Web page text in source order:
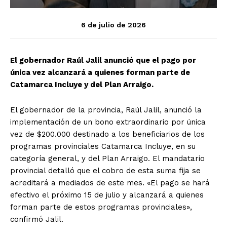
6 de julio de 2026
El gobernador Raúl Jalil anunció que el pago por
única vez alcanzará a quienes forman parte de
Catamarca Incluye y del Plan Arraigo.
El gobernador de la provincia, Raúl Jalil, anunció la
implementación de un bono extraordinario por única
vez de $200.000 destinado a los beneficiarios de los
programas provinciales Catamarca Incluye, en su
categoría general, y del Plan Arraigo. El mandatario
provincial detalló que el cobro de esta suma fija se
acreditará a mediados de este mes. «El pago se hará
efectivo el próximo 15 de julio y alcanzará a quienes
forman parte de estos programas provinciales»,
confirmó Jalil.